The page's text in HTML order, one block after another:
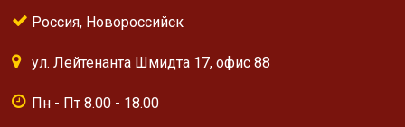
Россия, Новороссийск
ул. Лейтенанта Шмидта 17, офис 88
Пн - Пт 8.00 - 18.00